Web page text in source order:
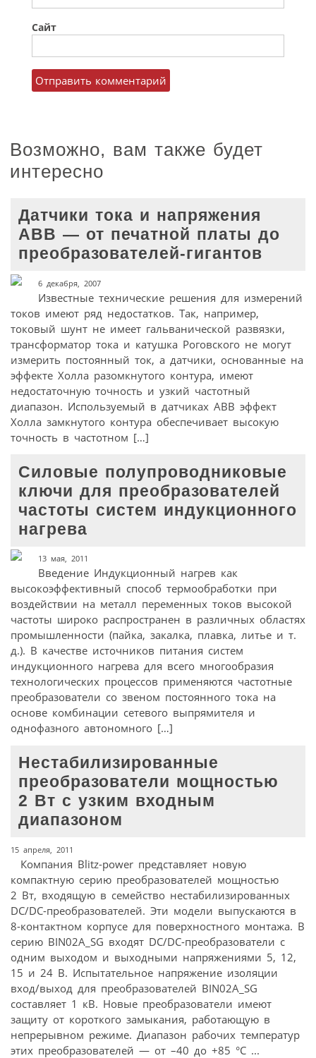
Сайт
Возможно, вам также будет
интересно
Датчики тока и напряжения
ABB — от печатной платы до
преобразователей-гигантов
6 декабря, 2007
Известные технические решения для измерений
токов имеют ряд недостатков. Так, например,
токовый шунт не имеет гальванической развязки,
трансформатор тока и катушка Роговского не могут
измерить постоянный ток, а датчики, основанные на
эффекте Холла разомкнутого контура, имеют
недостаточную точность и узкий частотный
диапазон. Используемый в датчиках АВВ эффект
Холла замкнутого контура обеспечивает высокую
точность в частотном […]
Силовые полупроводниковые
ключи для преобразователей
частоты систем индукционного
нагрева
13 мая, 2011
Введение Индукционный нагрев как
высокоэффективный способ термообработки при
воздействии на металл переменных токов высокой
частоты широко распространен в различных областях
промышленности (пайка, закалка, плавка, литье и т.
д.). В качестве источников питания систем
индукционного нагрева для всего многообразия
технологических процессов применяются частотные
преобразователи со звеном постоянного тока на
основе комбинации сетевого выпрямителя и
однофазного автономного […]
Нестабилизированные
преобразователи мощностью
2 Вт с узким входным
диапазоном
15 апреля, 2011
Компания Blitz-power представляет новую
компактную серию преобразователей мощностью
2 Вт, входящую в семейство нестабилизированных
DC/DC-преобразователей. Эти модели выпускаются в
8-контактном корпусе для поверхностного монтажа. В
серию BIN02A_SG входят DC/DC-преобразователи с
одним выходом и выходными напряжениями 5, 12,
15 и 24 В. Испытательное напряжение изоляции
вход/выход для преобразователей BIN02A_SG
составляет 1 кВ. Новые преобразователи имеют
защиту от короткого замыкания, работающую в
непрерывном режиме. Диапазон рабочих температур
этих преобразователей — от –40 до +85 °С ...